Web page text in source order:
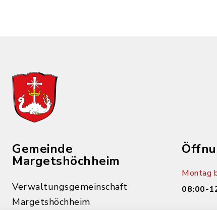
Gemeinde
Margetshöchheim
Verwaltungsgemeinschaft
Margetshöchheim
Montag
08:00-